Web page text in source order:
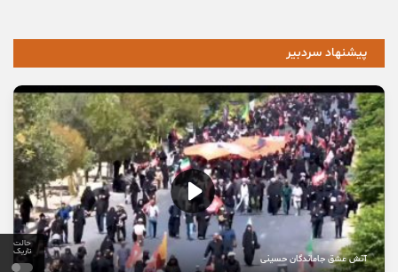
حالت
تاریک
پیشنهاد سردبیر
آتش عشق جاماندگان حسینی